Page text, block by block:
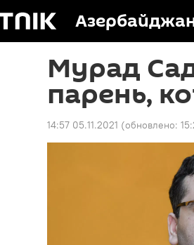
Мурад
парень,
14:57 05.11.2021 (обновлено: